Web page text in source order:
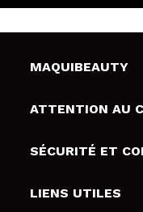
MAQUIBEAUTY
Qui sommes
Cartes-cadeaux
ATTENTION AU
Livraison &
Modes de
SÉCURITÉ ET
Conditions et
LIENS UTILES